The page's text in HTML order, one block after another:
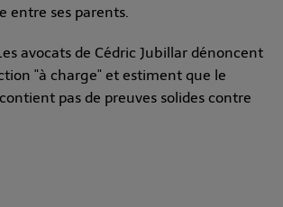
entre ses parents.
avocats de Cédric Jubillar dénoncent
"à charge" et estiment que le
pas de preuves solides contre